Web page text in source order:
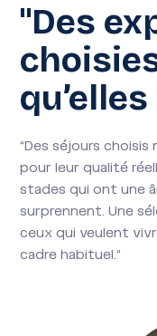
"Des
"Des séjours
pour leur qualité
stades qui ont une
surprennent. Une
ceux qui veulent
cadre habituel."